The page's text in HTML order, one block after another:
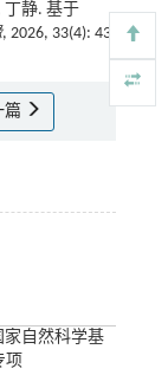
丁静. 基于
, 2026, 33(4): 43-
篇
家自然科学基
项